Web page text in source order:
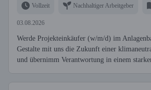
Vollzeit Nachhaltiger Arbeitgeber
03.08.2026
Werde Projekteinkäufer (w/m/d) im
Gestalte mit uns die Zukunft einer
und übernimm Verantwortung in einem